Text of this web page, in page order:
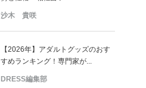
沙木 貴咲
【2026年】アダルトグッズのおす
すめランキング！専門家が...
DRESS編集部